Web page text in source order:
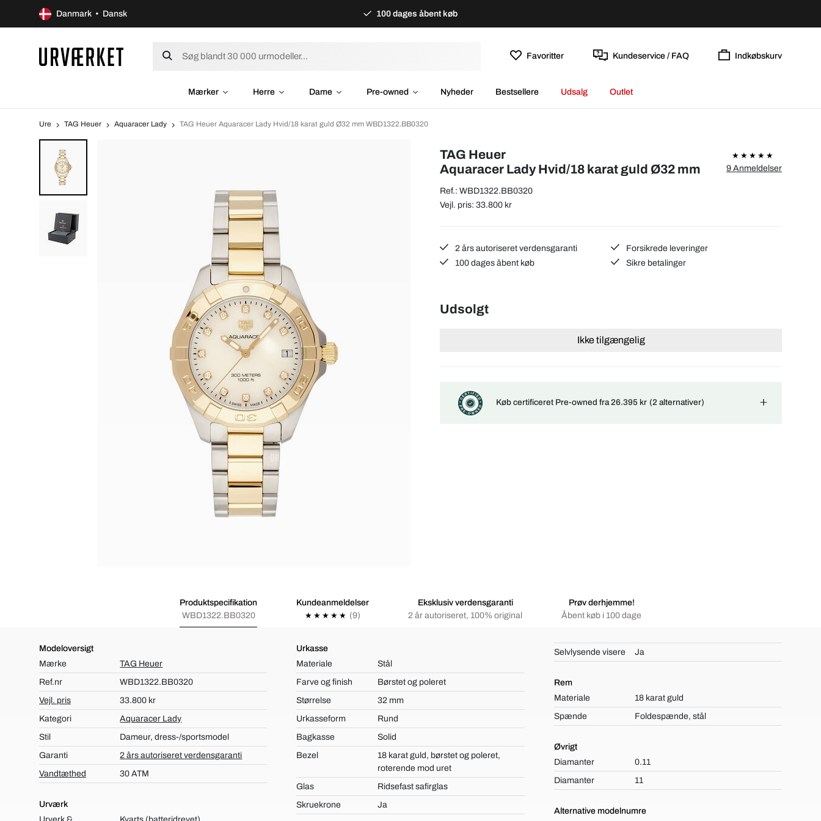
Danmark • Dansk 100 dages åbent køb
Favoritter Kundeservice / FAQ Indkøbskurv
Mærker Herre Dame Pre-owned Nyheder Bestsellere Udsalg Outlet
Ure TAG Heuer Aquaracer Lady TAG Heuer Aquaracer Lady Hvid/18 karat guld Ø32 mm WBD1322.BB0320
TAG Heuer
Aquaracer Lady Hvid/18 karat guld Ø32 mm
Ref.: WBD1322.BB0320
9 Anmeldelser
Vejl. pris: 33.800 kr
2 års autoriseret verdensgaranti
Forsikrede leveringer
100 dages åbent køb
Sikre betalinger
Udsolgt
Ikke tilgængelig
Køb certificeret Pre-owned fra 26.395 kr (2 alternativer)
Produktspecifikation
WBD1322.BB0320
Kundeanmeldelser
(9)
Eksklusiv verdensgaranti
2 år autoriseret, 100% original
Prøv derhjemme!
Åbent køb i 100 dage
Modeloversigt
Mærke
TAG Heuer
Ref.nr
WBD1322.BB0320
Vejl. pris
33.800 kr
Kategori
Aquaracer Lady
Stil
Dameur, dress-/sportsmodel
Garanti
2 års autoriseret verdensgaranti
Vandtæthed
30 ATM
Urværk
Urkasse
Materiale
Stål
Farve og finish
Børstet og poleret
Størrelse
32 mm
Urkasseform
Rund
Bagkasse
Solid
Bezel
18 karat guld, børstet og poleret,
roterende mod uret
Glas
Ridsefast safirglas
Skruekrone
Ja
Selvlysende visere Ja
Rem
Materiale
18 karat guld
Spænde
Foldespænde, stål
Øvrigt
Diamanter
0.11
Diamanter
11
Alternative modelnumre